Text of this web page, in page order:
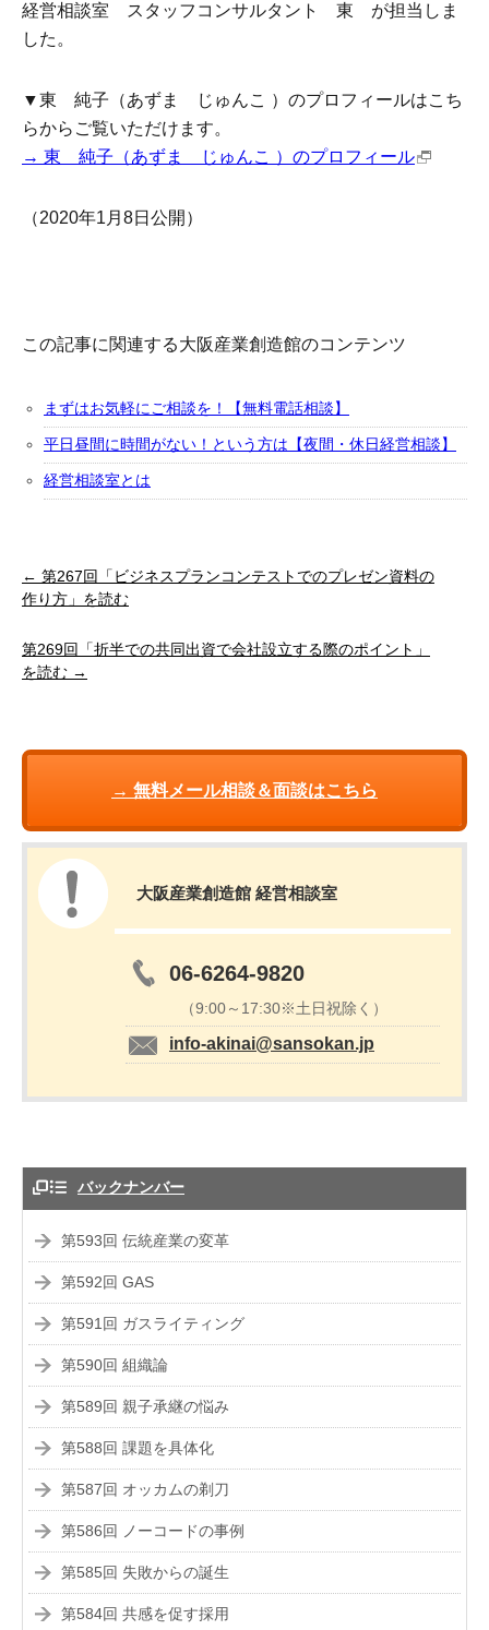
経営相談室 スタッフコンサルタント 東 が担当しま
した。
▼東 純子（あずま じゅんこ ）のプロフィールはこち
らからご覧いただけます。
→ 東 純子（あずま じゅんこ ）のプロフィール
（2020年1月8日公開）
この記事に関連する大阪産業創造館のコンテンツ
まずはお気軽にご相談を！【無料電話相談】
平日昼間に時間がない！という方は【夜間・休日経営相談】
経営相談室とは
← 第267回「ビジネスプランコンテストでのプレゼン資料の
作り方」を読む
第269回「折半での共同出資で会社設立する際のポイント」
を読む →
→ 無料メール相談＆面談はこちら
大阪産業創造館 経営相談室
06-6264-9820
（9:00～17:30※土日祝除く）
info-akinai@sansokan.jp
バックナンバー
第593回 伝統産業の変革
第592回 GAS
第591回 ガスライティング
第590回 組織論
第589回 親子承継の悩み
第588回 課題を具体化
第587回 オッカムの剃刀
第586回 ノーコードの事例
第585回 失敗からの誕生
第584回 共感を促す採用